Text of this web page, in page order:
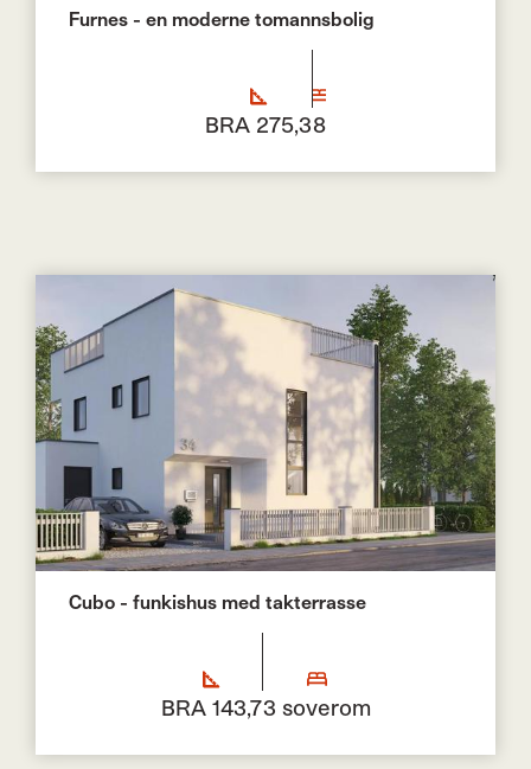
Furnes - en moderne tomannsbolig
BRA 275,38
Cubo - funkishus med takterrasse
BRA 143,73 soverom